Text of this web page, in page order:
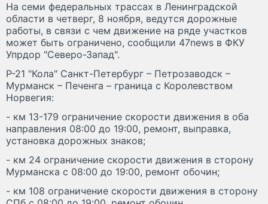
На семи федеральных трассах в Ленинградской
области в четверг, 8 ноября, ведутся дорожные
работы, в связи с чем движение на ряде участков
может быть ограничено, сообщили 47news в ФКУ
Упрдор "Северо-Запад".
Р-21 "Кола" Санкт-Петербург – Петрозаводск –
Мурманск – Печенга – граница с Королевством
Норвегия:
- км 13-179 ограничение скорости движения в оба
направления 08:00 до 19:00, ремонт, выправка,
установка дорожных знаков;
- км 24 ограничение скорости движения в сторону
Мурманска с 08:00 до 19:00, ремонт обочин;
- км 108 ограничение скорости движения в сторону